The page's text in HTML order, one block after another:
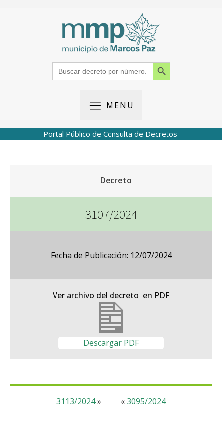
Search
for:
Search Button
MENU
Portal Público de Consulta de Decretos
Decreto
3107/2024
Fecha de Publicación: 12/07/2024
Ver archivo del decreto en PDF
Descargar PDF
«3095/2024
3113/2024»